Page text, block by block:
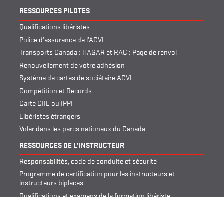
RESSOURCES PILOTES
Qualifications libéristes
Police d’assurance de l’ACVL
Transports Canada : HAGAR et RAC : Page de renvoi
Renouvellement de votre adhésion
Système de cartes de sociétaire ACVL
Compétition et Records
Carte CIIL ou IPPI
Libéristes étrangers
Voler dans les parcs nationaux du Canada
RESSOURCES DE L’INSTRUCTEUR
Responsabilités, code de conduite et sécurité
Programme de certification pour les instructeurs et
instructeurs biplaces
Qualifications et examens de la formation libériste